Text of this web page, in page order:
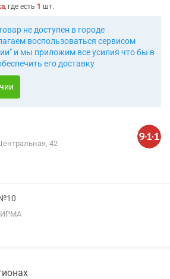
, где есть 1 шт.
не доступен в городе
воспользоваться сервисом
и мы приложим все усилия что бы в
его доставку
42